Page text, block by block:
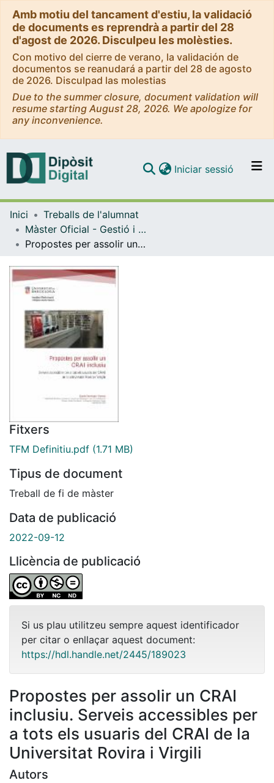
Amb motiu del tancament d'estiu, la validació
de documents es reprendrà a partir del 28
d'agost de 2026. Disculpeu les molèsties.
Con motivo del cierre de verano, la validación de
documentos se reanudará a partir del 28 de agosto
de 2026. Disculpad las molestias
Due to the summer closure, document validation will
resume starting August 28, 2026. We apologize for
any inconvenience.
Navega per tot el DD
Iniciar sessió (current)
Inici
Treballs de l'alumnat
Màster Oficial - Gestió i Direcció de Biblioteques i Serveis d'Informació
Propostes per assolir un CRAI inclusiu. Serveis accessibles per a tots els usuaris del CRAI de la Universitat Rovira i Virgili
Fitxers
TFM Definitiu.pdf (1.71 MB)
Tipus de document
Treball de fi de màster
Data de publicació
2022-09-12
Llicència de publicació
Si us plau utilitzeu sempre aquest identificador
per citar o enllaçar aquest document:
https://hdl.handle.net/2445/189023
Propostes per assolir un CRAI
inclusiu. Serveis accessibles per
a tots els usuaris del CRAI de la
Universitat Rovira i Virgili
Autors